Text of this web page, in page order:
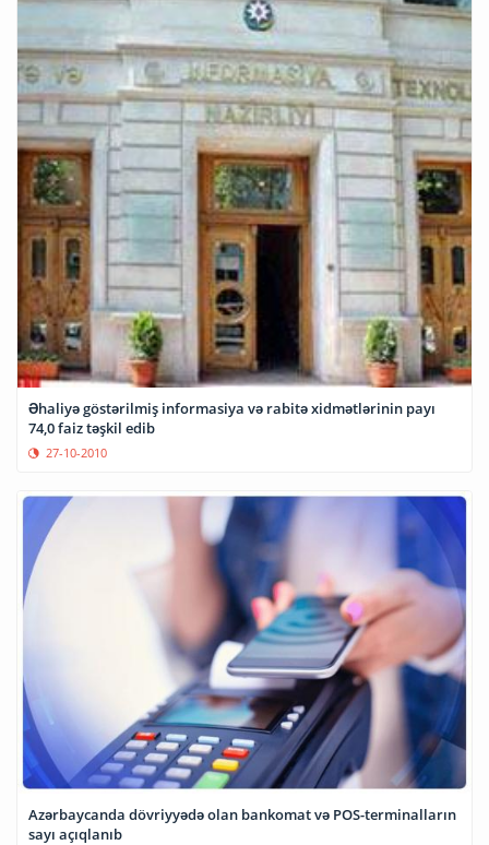
Əhaliyə göstərilmiş informasiya və rabitə xidmətlərinin payı
74,0 faiz təşkil edib
27-10-2010
Azərbaycanda dövriyyədə olan bankomat və POS-terminalların
sayı açıqlanıb